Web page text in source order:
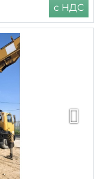
с НДС